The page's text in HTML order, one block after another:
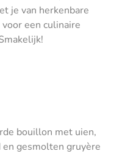
je van herkenbare
een culinaire
bouillon met uien,
gesmolten gruyère